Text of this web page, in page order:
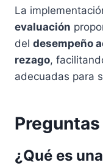
La
evaluación
del desempeño
rezago,
adecuadas para
¿Qué es